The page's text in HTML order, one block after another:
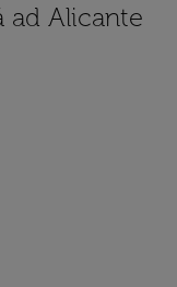
ad Alicante